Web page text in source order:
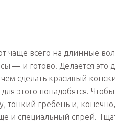
чаще всего на длинные
— и готово. Делается это
сделать красивый
этого понадобятся.
тонкий гребень и,
и специальный спрей.